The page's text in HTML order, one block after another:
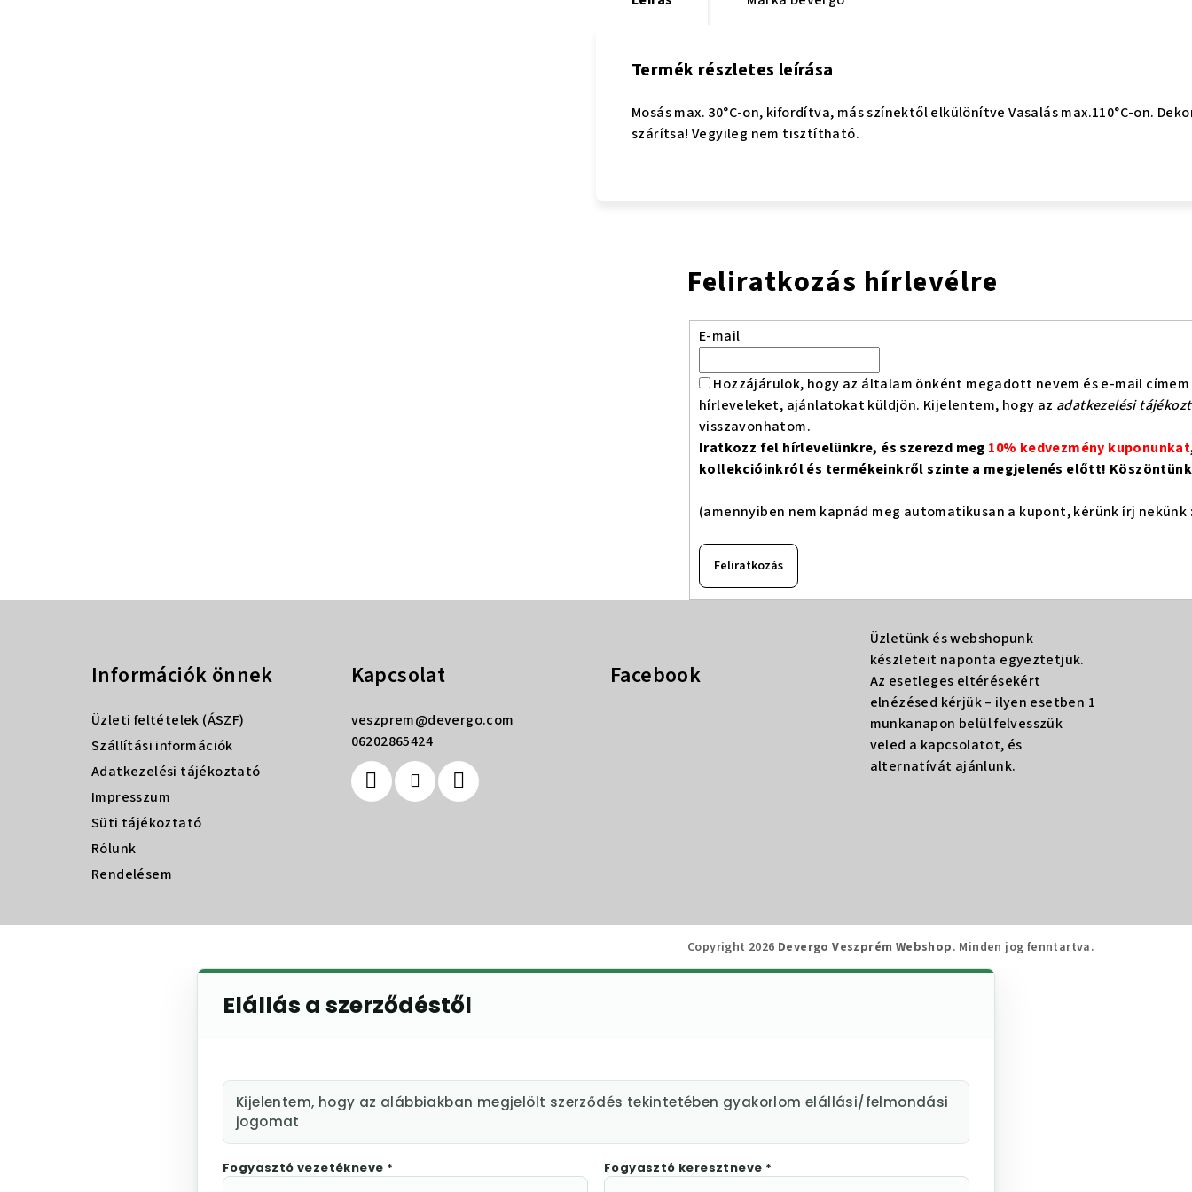
Termék részletes leírása
Mosás max. 30°C-on, kifordítva, más színektől elkülönítve Vasalás max.110°C-on.
szárítsa! Vegyileg nem tisztítható.
Feliratkozás hírlevélre
E-mail
Hozzájárulok, hogy az általam önként megadott nevem és e-mail
hírleveleket, ajánlatokat küldjön. Kijelentem, hogy az adatkezelési
visszavonhatom.
Iratkozz fel hírlevelünkre, és szerezd meg 10% kedvezmény kuponunkat
kollekcióinkról és termékeinkről szinte a megjelenés előtt!
(amennyiben nem kapnád meg automatikusan a kupont, kérünk írj nekünk
Feliratkozás
Információk önnek
Üzleti feltételek (ÁSZF)
Szállítási információk
Adatkezelési tájékoztató
Impresszum
Süti tájékoztató
Rólunk
Rendelésem
Kapcsolat
veszprem@devergo.com
06202865424
Facebook
Üzletünk és webshopunk
készleteit naponta egyeztetjük.
Az esetleges eltérésekért
elnézésed kérjük – ilyen esetben 1
munkanapon belül felvesszük
veled a kapcsolatot, és
alternatívát ajánlunk.
Copyright 2026 Devergo Veszprém Webshop. Minden jog fenntartva.
Elállás a szerződéstől
Kijelentem, hogy az alábbiakban megjelölt szerződés tekintetében gyakorlom elállási/felmondási
jogomat
Fogyasztó vezetékneve * Fogyasztó keresztneve *